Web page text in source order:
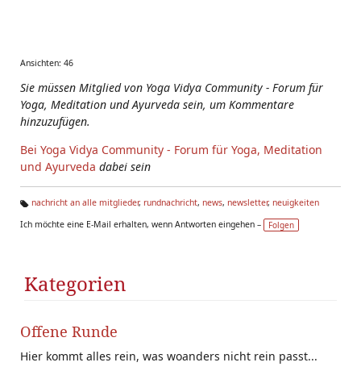
Ansichten: 46
Sie müssen Mitglied von Yoga Vidya Community - Forum für
Yoga, Meditation und Ayurveda sein, um Kommentare
hinzuzufügen.
Bei Yoga Vidya Community - Forum für Yoga, Meditation
und Ayurveda dabei sein
g
nachricht an alle mitglieder, rundnachricht, news, newsletter, neuigkeiten
Ich möchte eine E-Mail erhalten, wenn Antworten eingehen –
Folgen
Kategorien
Offene Runde
Hier kommt alles rein, was woanders nicht rein passt...